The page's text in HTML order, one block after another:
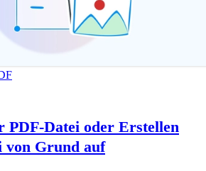
PDF-Datei oder Erstellen
von Grund auf